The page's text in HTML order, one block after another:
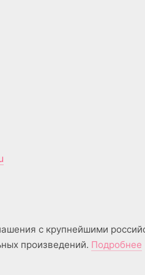
с крупнейшими
произведений. Подробнее